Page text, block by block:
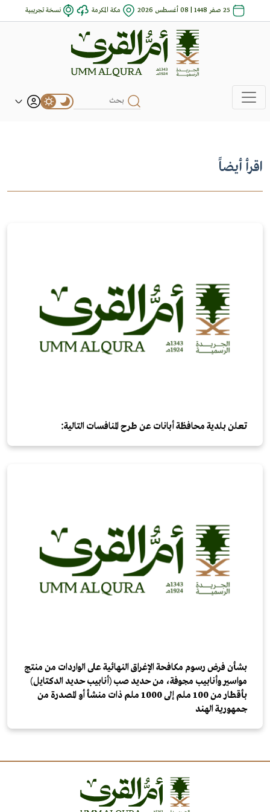
25 صفر 1448 | 08 أغسطس 2026 مكة المكرمة نسخة تجريبية
اقرأ أيضاً
تعلن بلدية محافظة أبانات عن طرح المنافسات التالية:
بشأن فرض رسوم مكافحة الإغراق النهائية على الواردات من منتج
مواسير وأنابيب مجوفة، من حديد صب (أنابيب حديد الدكتايل)
بأقطار من 100 ملم إلى 1000 ملم ذات منشأ أو المصدرة من
جمهورية الهند